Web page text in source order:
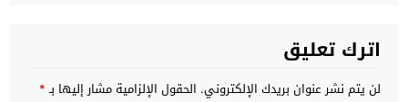
اترك تعليق
لن يتم نشر عنوان بريدك الإلكتروني. الحقول الإلزامية مشار إليها بـ*